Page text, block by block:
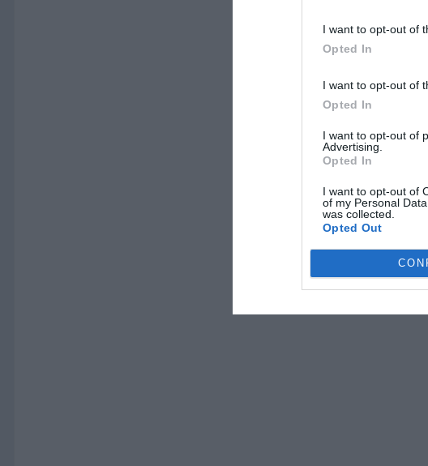
I want to opt-out of
Opted In
I want to opt-out of
Opted In
I want to opt-out of
Advertising.
Opted In
I want to opt-out of
of my Personal
was collected.
Opted Out